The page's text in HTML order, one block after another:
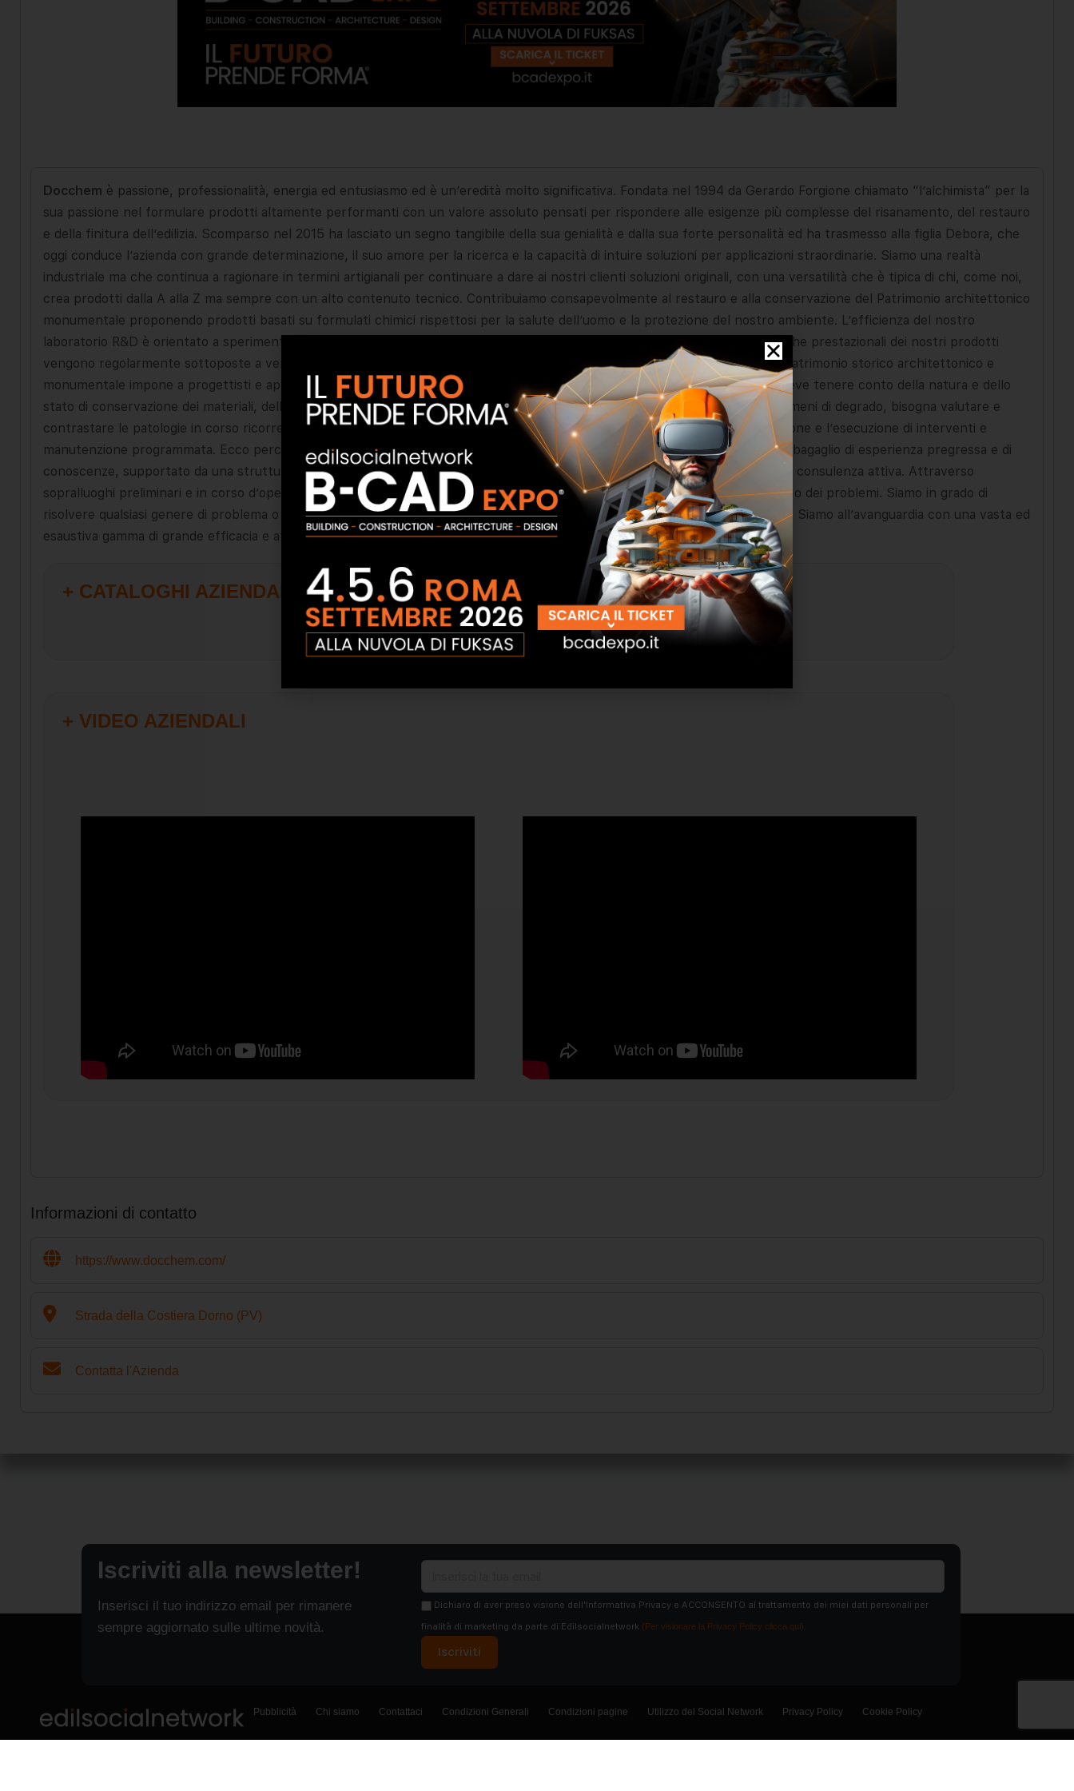
Docchem è passione, professionalità, energia ed entusiasmo ed è un’eredità molto significativa. Fondata nel 1994 da Gerardo Forgione chiamato “l’alchimista” per la
sua passione nel formulare prodotti altamente performanti con un valore assoluto pensati per rispondere alle esigenze più complesse del risanamento, del restauro
e della finitura dell’edilizia. Scomparso nel 2015 ha lasciato un segno tangibile della sua genialità e dalla sua forte personalità ed ha trasmesso alla figlia Debora, che
oggi conduce l’azienda con grande determinazione, il suo amore per la ricerca e la capacità di intuire soluzioni per applicazioni straordinarie. Siamo una realtà
industriale ma che continua a ragionare in termini artigianali per continuare a dare ai nostri clienti soluzioni originali, con una versatilità che è tipica di chi, come noi,
crea prodotti dalla A alla Z ma sempre con un alto contenuto tecnico. Contribuiamo consapevolmente al restauro e alla conservazione del Patrimonio architettonico
monumentale proponendo prodotti basati su formulati chimici rispettosi per la salute dell’uomo e la protezione del nostro ambiente. L’efficienza del nostro
laboratorio R&D è orientato a sperimentare, formulare e proporre soluzioni eco-compatibili a minor impatto e le caratteristiche prestazionali dei nostri prodotti
vengono regolarmente sottoposte a verifica e certificazione presso Enti accreditati nel settore. Lo straordinario valore del patrimonio storico architettonico e
monumentale impone a progettisti e applicatori un’attenzione massima nei confronti della scelta del tipo d’intervento che deve tenere conto della natura e dello
stato di conservazione dei materiali, delle condizioni dell’ambiente esterno, della storia passata del manufatto e dei suoi fenomeni di degrado, bisogna valutare e
contrastare le patologie in corso ricorrendo a terapie risolutive, verifiche e controlli tempestivi, prevedendo la programmazione e l’esecuzione di interventi e
manutenzione programmata. Ecco perché Noi offriamo al professionista non solo una vasta gamma di prodotti ma anche un bagaglio di esperienza pregressa e di
conoscenze, supportato da una struttura tecnica sempre disponibile a recarsi in cantiere per offrire servizi di assistenza e di consulenza attiva. Attraverso
sopralluoghi preliminari e in corso d’opera effettuiamo campionature e la messa a punto di un ciclo idoneo alla risoluzione del o dei problemi. Siamo in grado di
risolvere qualsiasi genere di problema o incertezza, per la piena soddisfazione del cliente, dei progettisti e della committenza. Siamo all’avanguardia con una vasta ed
esaustiva gamma di grande efficacia e affidabilità.
+ CATALOGHI AZIENDALI
+ VIDEO AZIENDALI
Informazioni di contatto
https://www.docchem.com/
Strada della Costiera Dorno (PV)
Contatta l'Azienda
Iscriviti alla newsletter!
Inserisci il tuo indirizzo email per rimanere
sempre aggiornato sulle ultime novità.
Dichiaro di aver preso visione dell'Informativa Privacy e ACCONSENTO al trattamento dei miei dati personali per
finalità di marketing da parte di Edilsocialnetwork (Per visionare la Privacy Policy clicca qui).
Iscriviti
Pubblicità Chi siamo Contattaci Condizioni Generali Condizioni pagine Utilizzo del Social Network Privacy Policy Cookie Policy